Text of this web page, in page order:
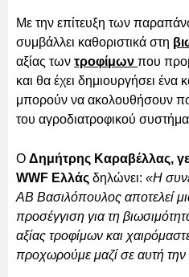
Με την επίτευξη των
συμβάλλει καθοριστικά στη
αξίας των τροφίμων που
και θα έχει δημιουργήσει
μπορούν να ακολουθήσουν
του αγροδιατροφικού
Ο Δημήτρης Καραβέλλας,
WWF Ελλάς δηλώνει: «Η
ΑΒ Βασιλόπουλος αποτελεί
προσέγγιση για τη
αξίας τροφίμων και
προχωρούμε μαζί σε αυτή